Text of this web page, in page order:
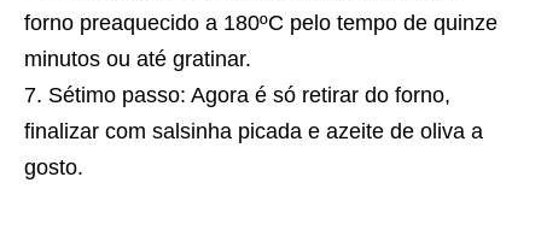
forno preaquecido a 180ºC pelo tempo de quinze
minutos ou até gratinar.
Sétimo passo: Agora é só retirar do forno,
finalizar com salsinha picada e azeite de oliva a
gosto.